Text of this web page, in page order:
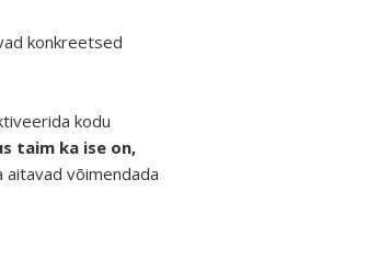
konkreetsed
kodu
taim ka ise on,
aitavad võimendada